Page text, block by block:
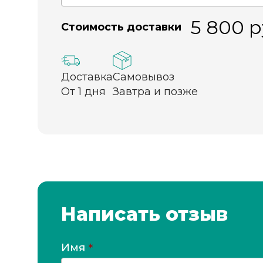
Стоимость доставки 5 800
Доставка
От 1 дня
Самовывоз
Завтра и позже
Написать отзыв
Имя *